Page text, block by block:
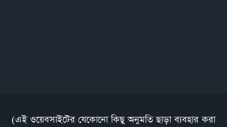
(এই ওয়েবসাইটের যেকোনো কিছু অনুমতি ছাড়া ব্যবহার করা